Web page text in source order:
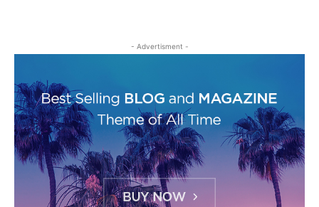
- Advertisment -